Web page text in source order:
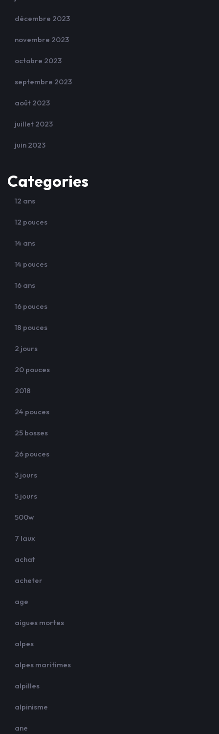
décembre 2023
novembre 2023
octobre 2023
septembre 2023
août 2023
juillet 2023
juin 2023
Categories
12 ans
12 pouces
14 ans
14 pouces
16 ans
16 pouces
18 pouces
2 jours
20 pouces
2018
24 pouces
25 bosses
26 pouces
3 jours
5 jours
500w
7 laux
achat
acheter
age
aigues mortes
alpes
alpes maritimes
alpilles
alpinisme
ane